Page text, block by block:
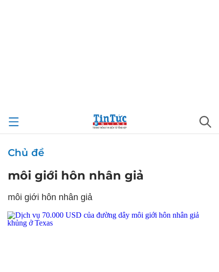
Chủ đề
môi giới hôn nhân giả
môi giới hôn nhân giả